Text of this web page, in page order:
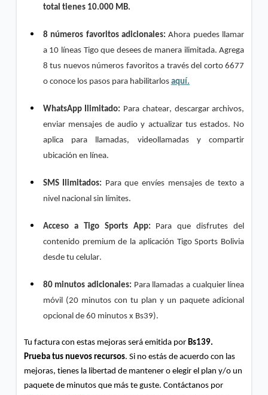
total tienes 10.000 MB.
8 números favoritos adicionales: Ahora puedes llamar
a 10 líneas Tigo que desees de manera ilimitada. Agrega
8 tus nuevos números favoritos a través del corto 6677
o conoce los pasos para habilitarlos aquí.
WhatsApp Ilimitado: Para chatear, descargar archivos,
enviar mensajes de audio y actualizar tus estados. No
aplica para llamadas, videollamadas y compartir
ubicación en línea.
SMS Ilimitados: Para que envíes mensajes de texto a
nivel nacional sin límites.
Acceso a Tigo Sports App: Para que disfrutes del
contenido premium de la aplicación Tigo Sports Bolivia
desde tu celular.
80 minutos adicionales: Para llamadas a cualquier línea
móvil (20 minutos con tu plan y un paquete adicional
opcional de 60 minutos x Bs39).
Tu factura con estas mejoras será emitida por Bs139.
Prueba tus nuevos recursos. Si no estás de acuerdo con las
mejoras, tienes la libertad de mantener o elegir el plan y/o un
paquete de minutos que más te guste. Contáctanos por